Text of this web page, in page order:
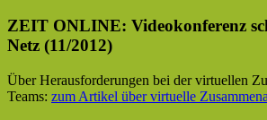
ZEIT ONLINE: Videokonferenz
Netz (11/2012)
Über Herausforderungen bei der virtuellen
Teams: zum Artikel über virtuelle